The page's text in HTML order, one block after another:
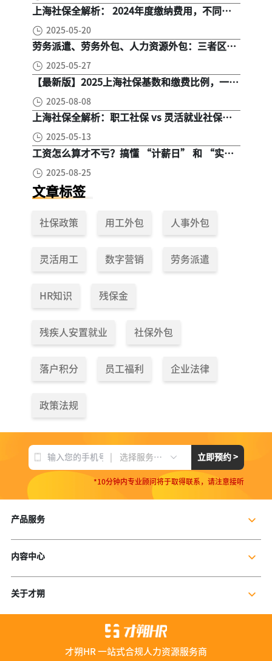
上海社保全解析： 2024年度缴纳费用，不同人
2025-05-20
劳务派遣、劳务外包、人力资源外包：三者区
2025-05-27
【最新版】2025上海社保基数和缴费比例，一文
2025-08-08
上海社保全解析：职工社保 vs 灵活就业社保，
2025-05-13
工资怎么算才不亏？搞懂 “计薪日” 和 “实际
2025-08-25
文章标签
社保政策 用工外包 人事外包
灵活用工 数字营销 劳务派遣
HR知识 残保金
残疾人安置就业 社保外包
落户积分 员工福利 企业法律
政策法规
选择服务项目 立即预约 >
*10分钟内专业顾问将于取得联系，请注意接听
产品服务
企业社保服务
个人社保服务
残保金规划
内容中心
公司新闻
行业干货
关于才朔
公司介绍
才朔HR 一站式合规人力资源服务商